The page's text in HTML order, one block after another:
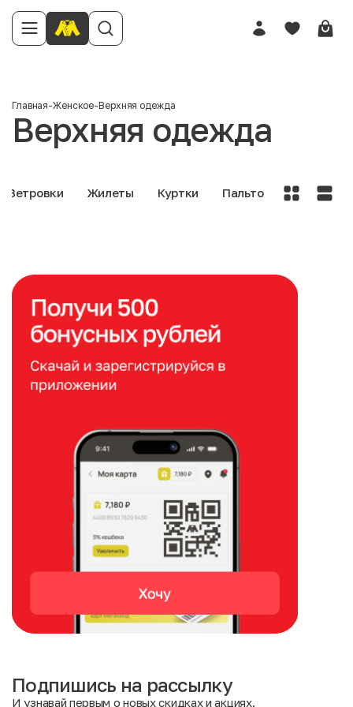
Главная-Женское-Верхняя одежда
Верхняя одежда
Ветровки Жилеты Куртки Пальто
Подпишись на рассылку
И узнавай первым о новых скидках и акциях.